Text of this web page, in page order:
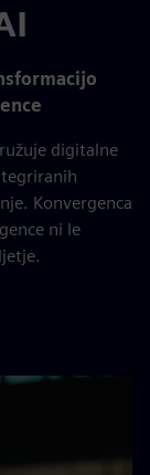
digitalne
Konvergenca
ni le